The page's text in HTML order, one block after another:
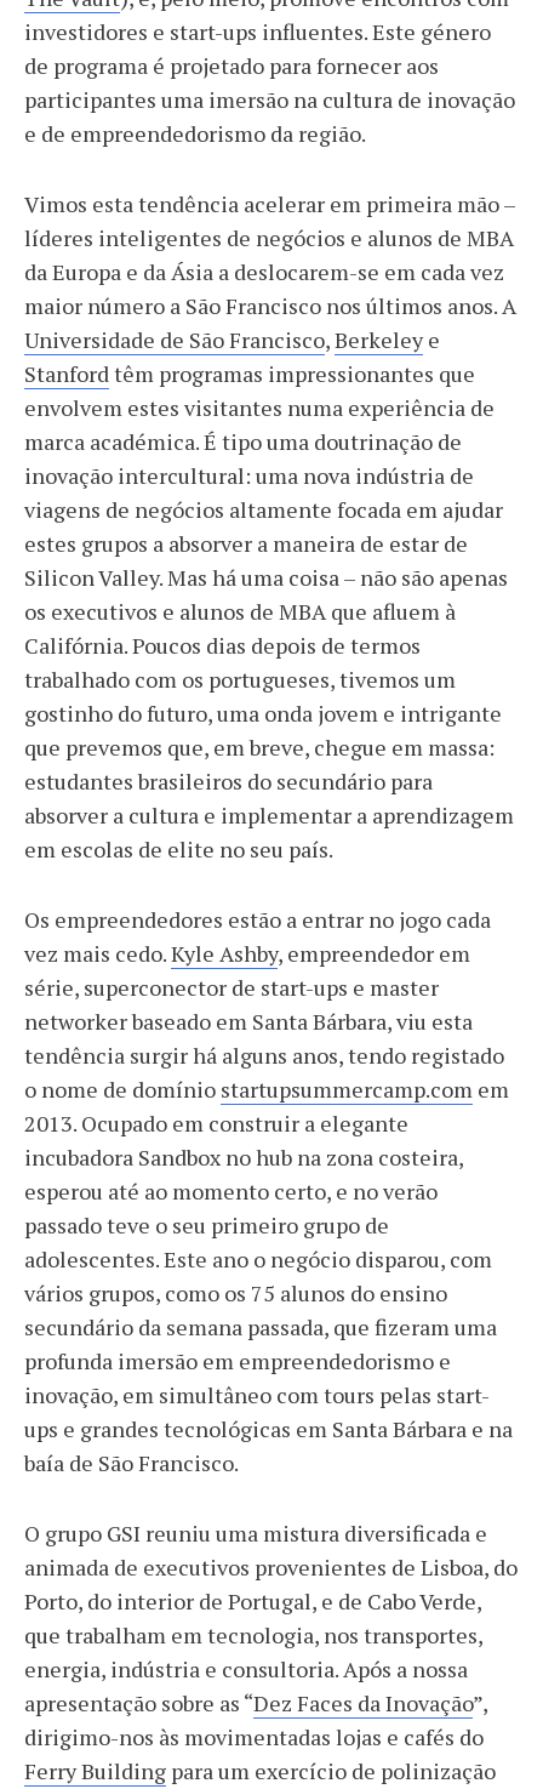
investidores e start-ups influentes. Este género
de programa é projetado para fornecer aos
participantes uma imersão na cultura de inovação
e de empreendedorismo da região.
Vimos esta tendência acelerar em primeira mão –
líderes inteligentes de negócios e alunos de MBA
da Europa e da Ásia a deslocarem-se em cada vez
maior número a São Francisco nos últimos anos. A
Universidade de São Francisco,Berkeleye
Stanfordtêm programas impressionantes que
envolvem estes visitantes numa experiência de
marca académica. É tipo uma doutrinação de
inovação intercultural: uma nova indústria de
viagens de negócios altamente focada em ajudar
estes grupos a absorver a maneira de estar de
Silicon Valley. Mas há uma coisa – não são apenas
os executivos e alunos de MBA que afluem à
Califórnia. Poucos dias depois de termos
trabalhado com os portugueses, tivemos um
gostinho do futuro, uma onda jovem e intrigante
que prevemos que, em breve, chegue em massa:
estudantes brasileiros do secundário para
absorver a cultura e implementar a aprendizagem
em escolas de elite no seu país.
Os empreendedores estão a entrar no jogo cada
vez mais cedo.Kyle Ashby, empreendedor em
série, superconector de start-ups e master
networker baseado em Santa Bárbara, viu esta
tendência surgir há alguns anos, tendo registado
o nome de domínio startupsummercamp.com em
2013. Ocupado em construir a elegante
incubadora Sandbox no hub na zona costeira,
esperou até ao momento certo, e no verão
passado teve o seu primeiro grupo de
adolescentes. Este ano o negócio disparou, com
vários grupos, como os 75 alunos do ensino
secundário da semana passada, que fizeram uma
profunda imersão em empreendedorismo e
inovação, em simultâneo com tours pelas start-
ups e grandes tecnológicas em Santa Bárbara e na
baía de São Francisco.
O grupo GSI reuniu uma mistura diversificada e
animada de executivos provenientes de Lisboa, do
Porto, do interior de Portugal, e de Cabo Verde,
que trabalham em tecnologia, nos transportes,
energia, indústria e consultoria. Após a nossa
apresentação sobre as “Dez Faces da Inovação”,
dirigimo-nos às movimentadas lojas e cafés do
Ferry Building para um exercício de polinização